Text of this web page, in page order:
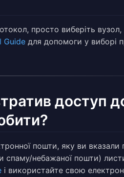
просто виберіть вузол,
Guide для допомоги у виборі
доступ
пошти, яку ви вказали
небажаної пошти)
і використайте свою